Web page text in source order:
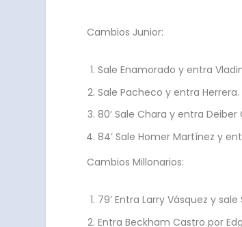
Cambios Junior:
Sale Enamorado y entra
Sale Pacheco y entra Herrera.
80’ Sale Chara y entra Deiber
84’ Sale Homer Martínez y
Cambios Millonarios:
79’ Entra Larry Vásquez y
Entra Beckham Castro por